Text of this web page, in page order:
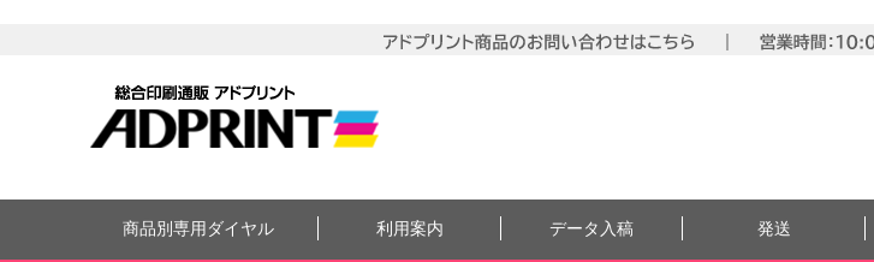
商品別専用ダイヤル 利用案内 データ入稿 発送